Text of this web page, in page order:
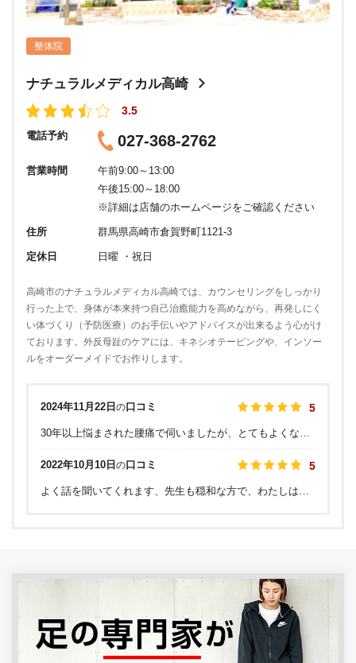
整体院
ナチュラルメディカル高崎
3.5
電話予約 027-368-2762
営業時間
午前9:00～13:00
午後15:00～18:00
※詳細は店舗のホームページをご確認ください
住所 群馬県高崎市倉賀野町1121-3
定休日 日曜 ・祝日
高崎市のナチュラルメディカル高崎では、カウンセリングをしっかり
行った上で、身体が本来持つ自己治癒能力を高めながら、再発しにく
い体づくり（予防医療）のお手伝いやアドバイスが出来るよう心がけ
ております。外反母趾のケアには、キネシオテーピングや、インソー
ルをオーダーメイドでお作りします。
2024年11月22日 の口コミ 5
2022年10月10日 の口コミ 5